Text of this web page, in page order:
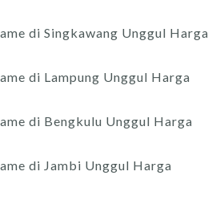
di Singkawang Unggul Harga
di Lampung Unggul Harga
di Bengkulu Unggul Harga
di Jambi Unggul Harga